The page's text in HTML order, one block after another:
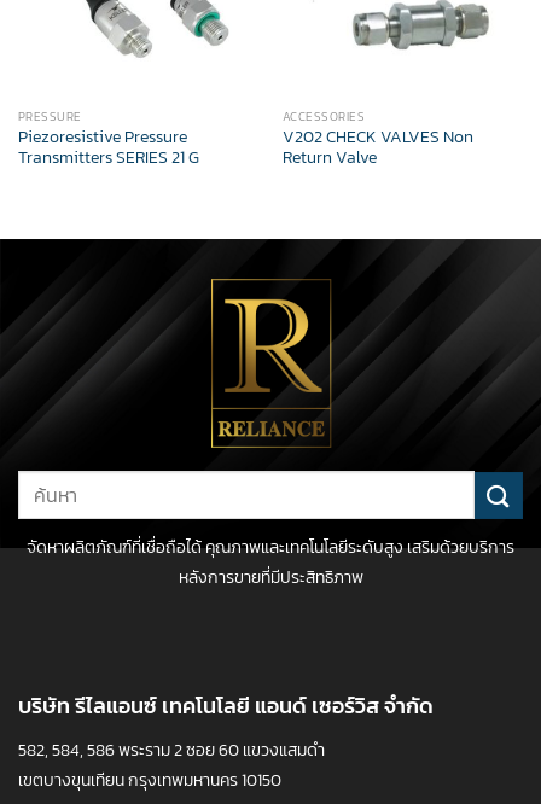
PRESSURE
Piezoresistive Pressure
Transmitters SERIES 21 G
ACCESSORIES
V202 CHECK VALVES Non
Return Valve
Search
for:
จัดหาผลิตภัณฑ์ที่เชื่อถือได้ คุณภาพและเทคโนโลยีระดับสูง เสริมด้วยบริการ
หลังการขายที่มีประสิทธิภาพ
บริษัท รีไลแอนซ์ เทคโนโลยี แอนด์ เซอร์วิส จำกัด
582, 584, 586 พระราม 2 ซอย 60 แขวงแสมดำ
เขตบางขุนเทียน กรุงเทพมหานคร 10150